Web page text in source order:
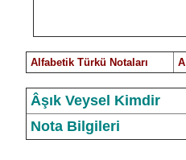
Alfabetik Türkü Notaları A
Âşık Veysel Kimdir
Nota Bilgileri